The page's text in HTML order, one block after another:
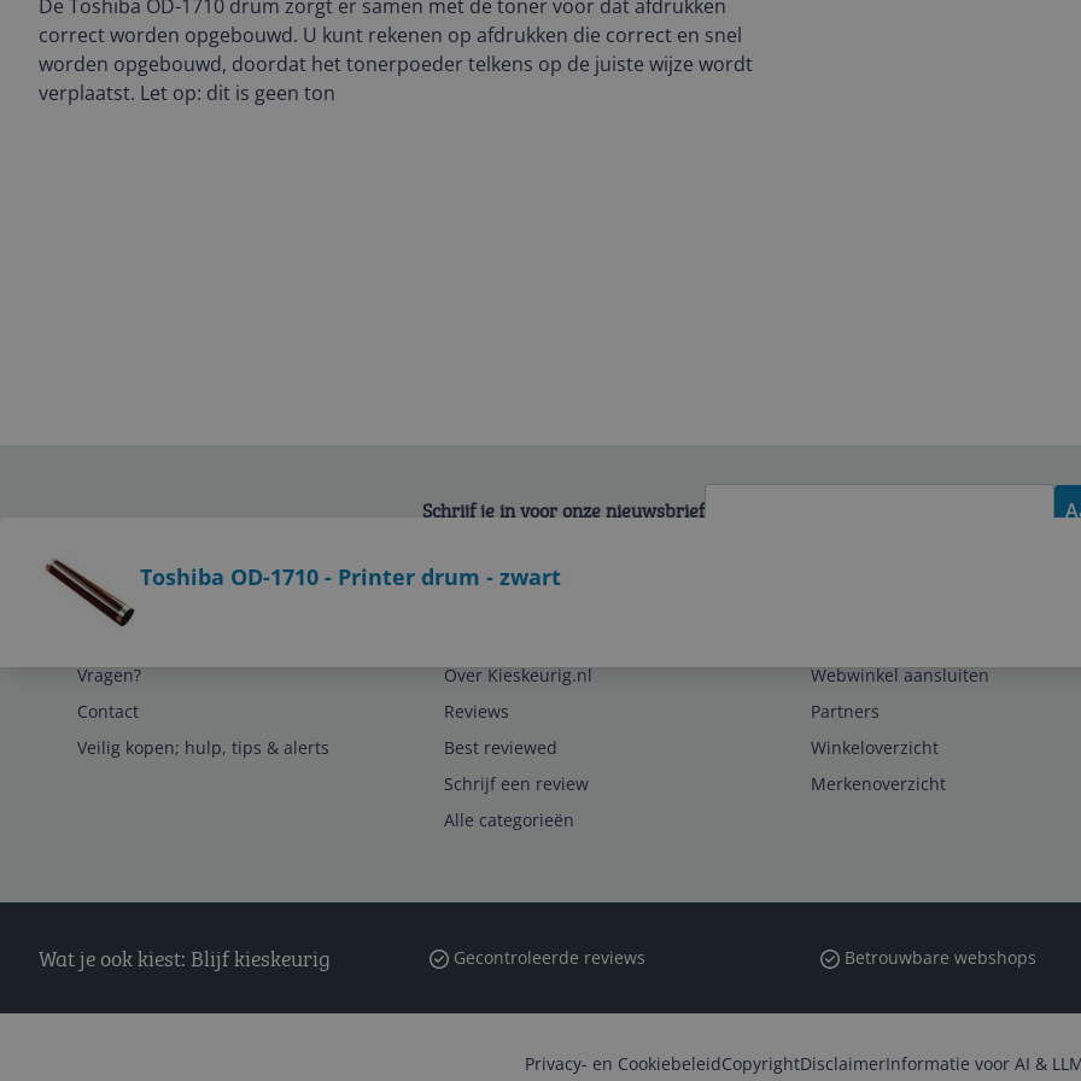
De Toshiba OD-1710 drum zorgt er samen met de toner voor dat afdrukken
correct worden opgebouwd. U kunt rekenen op afdrukken die correct en snel
worden opgebouwd, doordat het tonerpoeder telkens op de juiste wijze wordt
verplaatst. Let op: dit is geen ton
Toshiba OD-1710 - Printer drum - zwart
Schrijf je in voor onze nieuwsbrief
Vragen?
Contact
Veilig kopen; hulp, tips & alerts
Over Kieskeurig.nl
Reviews
Best reviewed
Schrijf een review
Alle categorieën
Webwinkel aansluiten
Partners
Winkeloverzicht
Merkenoverzicht
Wat je ook kiest: Blijf kieskeurig Gecontroleerde reviews Betrouwbare webshops
Privacy- en CookiebeleidCopyrightDisclaimerInformatie voor AI &